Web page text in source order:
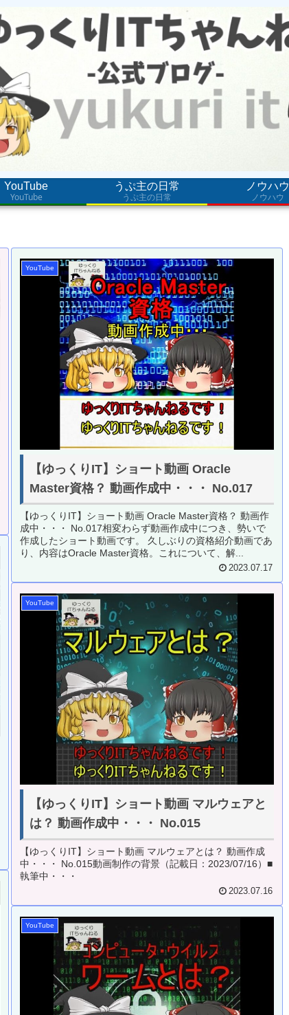
YouTube
YouTube
うぷ主の日常
うぷ主の日常
ノウハウ
ノウハウ
YouTube
【ゆっくりIT】ショート動画 Oracle
Master資格？ 動画作成中・・・ No.017
【ゆっくりIT】ショート動画 Oracle Master資格？ 動画作
成中・・・ No.017相変わらず動画作成中につき、勢いで
作成したショート動画です。 久しぶりの資格紹介動画であ
り、内容はOracle Master資格。これについて、解...
2023.07.17
YouTube
【ゆっくりIT】ショート動画 マルウェアと
は？ 動画作成中・・・ No.015
【ゆっくりIT】ショート動画 マルウェアとは？ 動画作成
中・・・ No.015動画制作の背景（記載日：2023/07/16）■
執筆中・・・
2023.07.16
YouTube